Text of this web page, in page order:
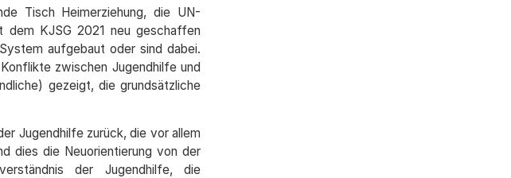
Tisch Heimerziehung, die UN-
dem KJSG 2021 neu geschaffen
aufgebaut oder sind dabei.
zwischen Jugendhilfe und
gezeigt, die grundsätzliche
Jugendhilfe zurück, die vor allem
dies die Neuorientierung von der
der Jugendhilfe, die